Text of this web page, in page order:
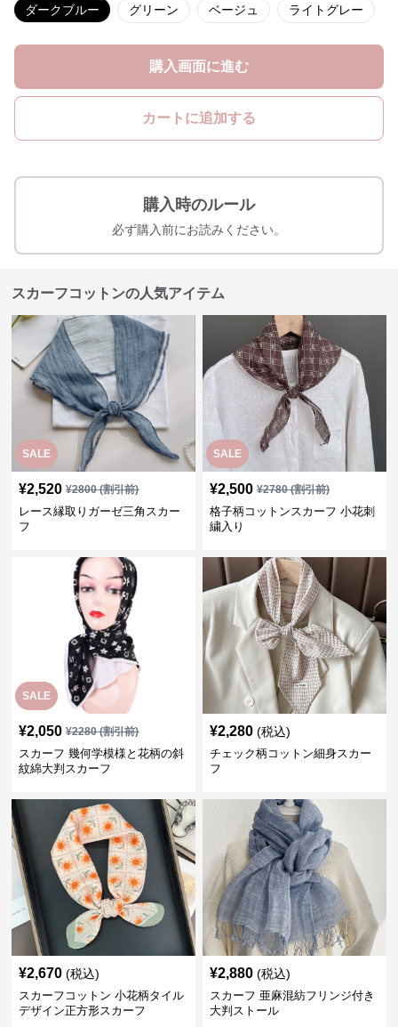
ダークブルー グリーン ベージュ ライトグレー
購入画面に進む
カートに追加する
購入時のルール
必ず購入前にお読みください。
スカーフコットンの人気アイテム
SALE
¥2,520 ¥2800(割引前)
レース縁取りガーゼ三角スカー
フ
SALE
¥2,500 ¥2780(割引前)
格子柄コットンスカーフ 小花刺
繍入り
SALE
¥2,050 ¥2280(割引前)
スカーフ 幾何学模様と花柄の斜
紋綿大判スカーフ
¥2,280 (税込)
チェック柄コットン細身スカー
フ
¥2,670 (税込)
スカーフコットン 小花柄タイル
デザイン正方形スカーフ
¥2,880 (税込)
スカーフ 亜麻混紡フリンジ付き
大判ストール